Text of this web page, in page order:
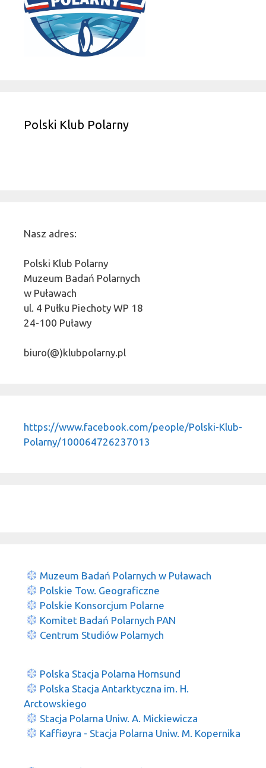
Polski Klub Polarny
Nasz adres:
Polski Klub Polarny
Muzeum Badań Polarnych
w Puławach
ul. 4 Pułku Piechoty WP 18
24-100 Puławy
biuro(@)klubpolarny.pl
https://www.facebook.com/people/Polski-Klub-
Polarny/100064726237013
Muzeum Badań Polarnych w Puławach
Polskie Tow. Geograficzne
Polskie Konsorcjum Polarne
Komitet Badań Polarnych PAN
Centrum Studiów Polarnych
Polska Stacja Polarna Hornsund
Polska Stacja Antarktyczna im. H.
Arctowskiego
Stacja Polarna Uniw. A. Mickiewicza
Kaffiøyra - Stacja Polarna Uniw. M. Kopernika